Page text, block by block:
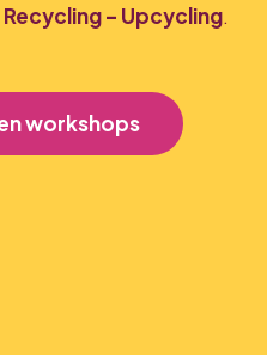
Recycling – Upcycling.
workshops